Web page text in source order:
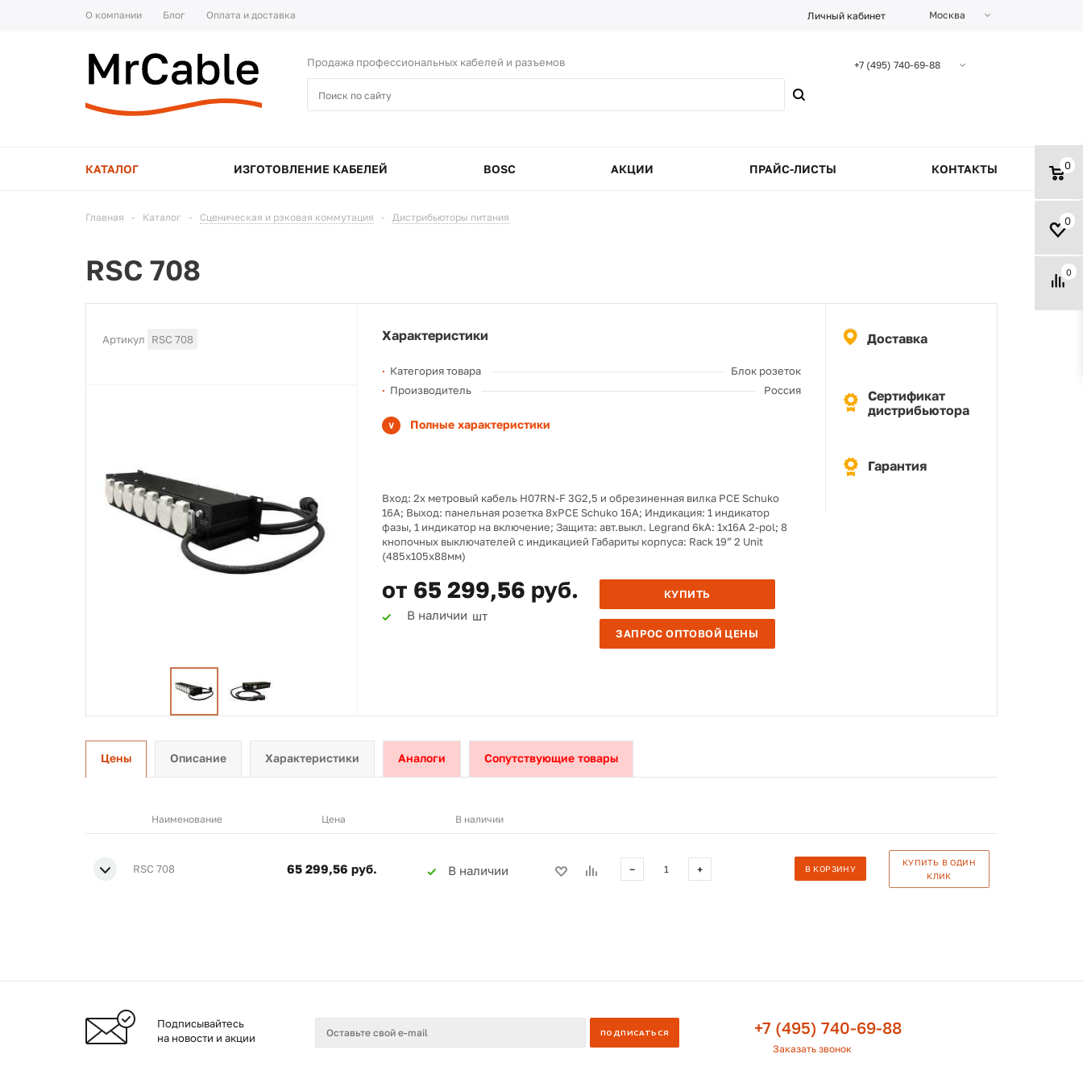
О компании Блог Оплата и доставка Личный кабинет Москва
Продажа профессиональных кабелей и разъемов +7 (495) 740-69-88
0
0
0
КАТАЛОГ ИЗГОТОВЛЕНИЕ КАБЕЛЕЙ BOSC АКЦИИ ПРАЙС-ЛИСТЫ КОНТАКТЫ
Главная - Каталог - Сценическая и рэковая коммутация - Дистрибьюторы питания
RSC 708
Артикул RSC 708 Характеристики
Категория товара
Блок розеток
Производитель
Россия
Полные характеристики
Вход: 2х метровый кабель H07RN-F 3G2,5 и обрезиненная вилка PCE Schuko
16A; Выход: панельная розетка 8хPCE Schuko 16A; Индикация: 1 индикатор
фазы, 1 индикатор на включение; Защита: авт.выкл. Legrand 6kA: 1х16A 2-pol; 8
кнопочных выключателей c индикацией Габариты корпуса: Rack 19” 2 Unit
(485x105x88мм)
от 65 299,56 руб.
В наличии шт
КУПИТЬ
ЗАПРОС ОПТОВОЙ ЦЕНЫ
Доставка
Сертификат
дистрибьютора
Гарантия
Цены Описание Характеристики Аналоги Сопутствующие товары
Наименование Цена В наличии
RSC 708 65 299,56 руб. В наличии − + В КОРЗИНУ
КУПИТЬ В ОДИН
КЛИК
Подписывайтесь
на новости и акции
+7 (495) 740-69-88
Заказать звонок